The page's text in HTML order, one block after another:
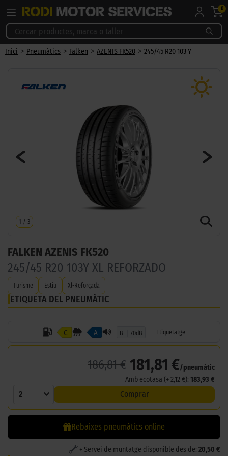
0
Inici > Pneumàtics > Falken > AZENIS FK520 > 245/45 R20 103 Y
1 / 3
FALKEN AZENIS FK520
245/45 R20 103Y XL REFORZADO
Turisme Estiu Xl-Reforçada
ETIQUETA DEL PNEUMÀTIC
C A B 70dB Etiquetatge
186,81 € 181,81 €/pneumàtic
Amb ecotasa (+ 2,12 €): 183,93 €
2 Comprar
Rebaixes pneumàtics online
+ Servei de muntatge disponible des de: 20,50 €